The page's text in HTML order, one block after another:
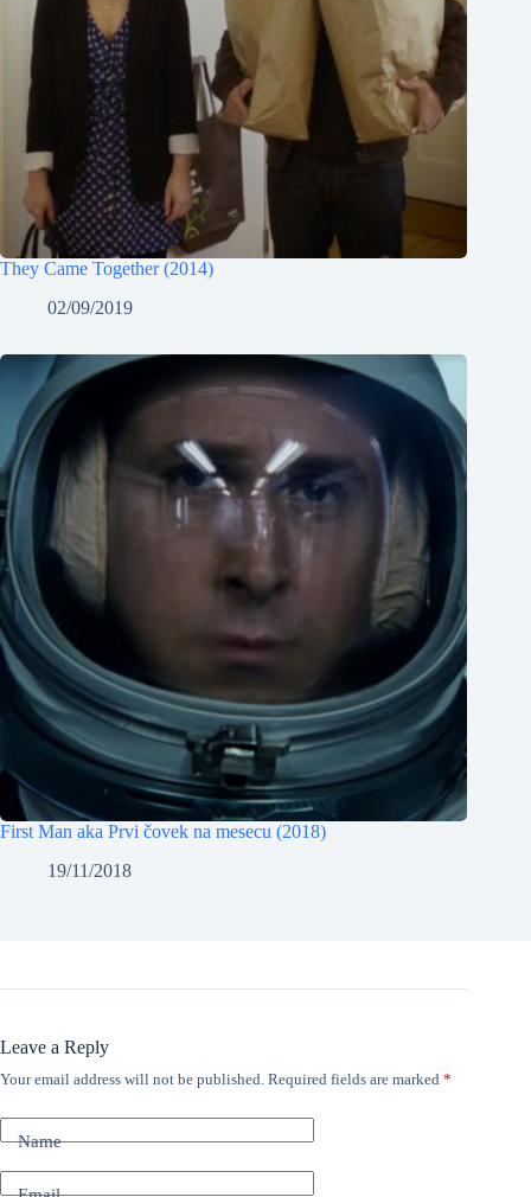
They Came Together (2014)
02/09/2019
First Man aka Prvi čovek na mesecu (2018)
19/11/2018
Leave a Reply
Your email address will not be published. Required fields are marked *
Name